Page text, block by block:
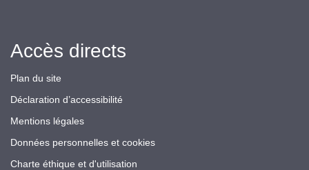
Accès directs
Plan du site
Déclaration d’accessibilité
Mentions légales
Données personnelles et cookies
Charte éthique et d'utilisation